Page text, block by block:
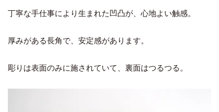
丁寧な手仕事により生まれた凹凸が、心地よい触感。
厚みがある長角で、安定感があります。
彫りは表面のみに施されていて、裏面はつるつる。